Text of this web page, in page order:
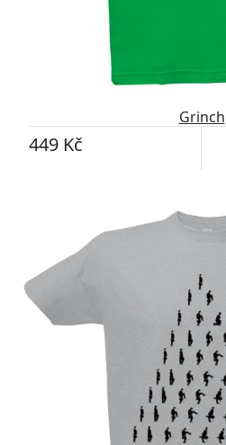
Grinch
449 Kč